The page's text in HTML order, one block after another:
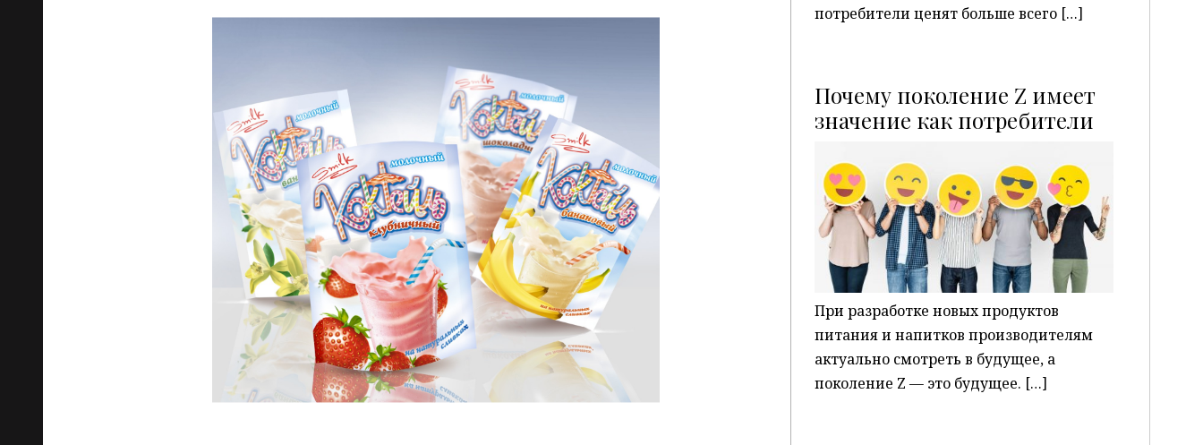
потребители ценят больше всего […]
Почему поколение Z имеет
значение как потребители
P
При разработке новых продуктов
питания и напитков производителям
актуально смотреть в будущее, а
поколение Z — это будущее. […]